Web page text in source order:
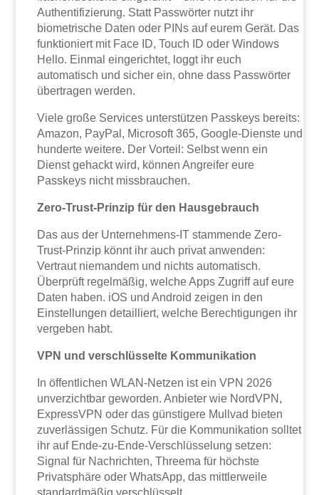
Authentifizierung. Statt Passwörter nutzt ihr
biometrische Daten oder PINs auf eurem Gerät. Das
funktioniert mit Face ID, Touch ID oder Windows
Hello. Einmal eingerichtet, loggt ihr euch
automatisch und sicher ein, ohne dass Passwörter
übertragen werden.
Viele große Services unterstützen Passkeys bereits:
Amazon, PayPal, Microsoft 365, Google-Dienste und
hunderte weitere. Der Vorteil: Selbst wenn ein
Dienst gehackt wird, können Angreifer eure
Passkeys nicht missbrauchen.
Zero-Trust-Prinzip für den Hausgebrauch
Das aus der Unternehmens-IT stammende Zero-
Trust-Prinzip könnt ihr auch privat anwenden:
Vertraut niemandem und nichts automatisch.
Überprüft regelmäßig, welche Apps Zugriff auf eure
Daten haben. iOS und Android zeigen in den
Einstellungen detailliert, welche Berechtigungen ihr
vergeben habt.
VPN und verschlüsselte Kommunikation
In öffentlichen WLAN-Netzen ist ein VPN 2026
unverzichtbar geworden. Anbieter wie NordVPN,
ExpressVPN oder das günstigere Mullvad bieten
zuverlässigen Schutz. Für die Kommunikation solltet
ihr auf Ende-zu-Ende-Verschlüsselung setzen:
Signal für Nachrichten, Threema für höchste
Privatsphäre oder WhatsApp, das mittlerweile